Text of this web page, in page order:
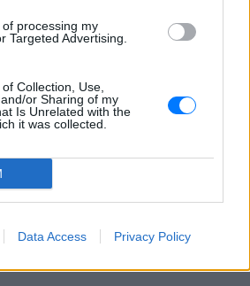
processing my
Targeted Advertising.
Collection, Use,
or Sharing of my
Is Unrelated with the
it was collected.
Data Access Privacy Policy